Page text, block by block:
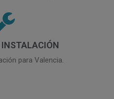
INSTALACIÓN
para Valencia.